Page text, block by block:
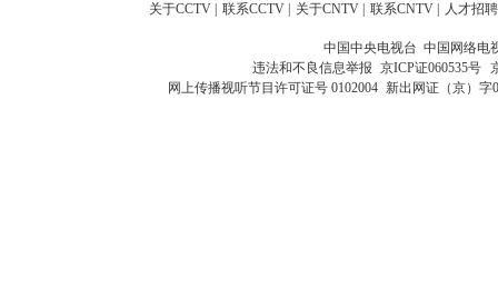
关于CCTV 联系CCTV 关于CNTV 联系CNTV 人才招聘
中国中央电视台 中国网络电
违法和不良信息举报 京ICP证060535号
网上传播视听节目许可证号 0102004 新出网证（京）